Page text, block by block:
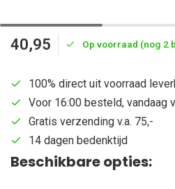
40,95 Op voorraad (nog 2
100% direct uit voorraad
Voor 16:00 besteld, vandaag
Gratis verzending v.a. 75,-
14 dagen bedenktijd
Beschikbare opties: